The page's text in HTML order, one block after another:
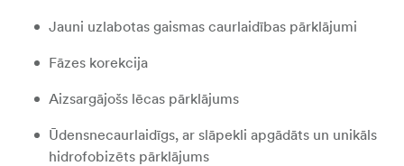
Jauni uzlabotas gaismas caurlaidības pārklājumi
Fāzes korekcija
Aizsargājošs lēcas pārklājums
Ūdensnecaurlaidīgs, ar slāpekli apgādāts un unikāls
hidrofobizēts pārklājums